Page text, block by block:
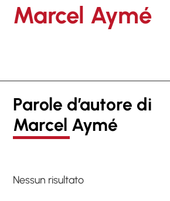
Marcel Aymé
Parole d’autore di
Marcel Aymé
Nessun risultato